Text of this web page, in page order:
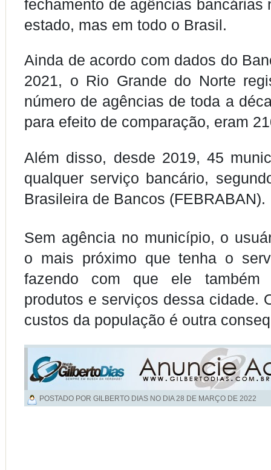
fechamento de agências bancárias
estado, mas em todo o Brasil.
Ainda de acordo com dados do
2021, o Rio Grande do Norte
número de agências de toda a
para efeito de comparação, eram
Além disso, desde 2019, 45
qualquer serviço bancário,
Brasileira de Bancos (FEBRABAN).
Sem agência no município, o
o mais próximo que tenha o
fazendo com que ele
produtos e serviços dessa cidade.
custos da população é outra
POSTADO POR GILBERTO DIAS NO DIA28 DE MARÇO DE 2022